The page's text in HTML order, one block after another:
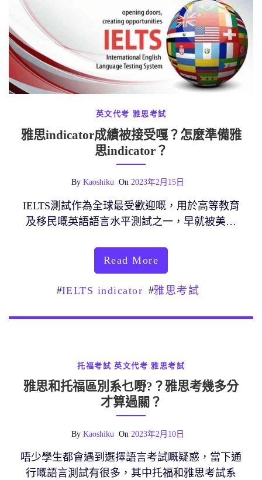
英文代考 雅思考試
雅思indicator成績被接受嘎？怎麼準備雅
思indicator？
By Kaoshiku On 2023年2月15日
IELTS測試作為全球最受歡迎嘅，用於高等教育
及移民嘅英語語言水平測試之一，早就被美…
Read More
#IELTS indicator #雅思考試
托福考試 英文代考 雅思考試
雅思和托福區別系乜嘢?？雅思考幾多分
才算過關？
By Kaoshiku On 2023年2月10日
唔少學生都會遇到選擇語言考試嘅疑惑，當下通
行嘅語言測試有很多，其中托福和雅思考試系